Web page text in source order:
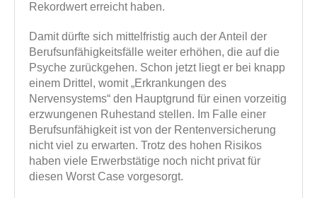
Rekordwert erreicht haben.
Damit dürfte sich mittelfristig auch der Anteil der
Berufsunfähigkeitsfälle weiter erhöhen, die auf die
Psyche zurückgehen. Schon jetzt liegt er bei knapp
einem Drittel, womit „Erkrankungen des
Nervensystems“ den Hauptgrund für einen vorzeitig
erzwungenen Ruhestand stellen. Im Falle einer
Berufsunfähigkeit ist von der Rentenversicherung
nicht viel zu erwarten. Trotz des hohen Risikos
haben viele Erwerbstätige noch nicht privat für
diesen Worst Case vorgesorgt.